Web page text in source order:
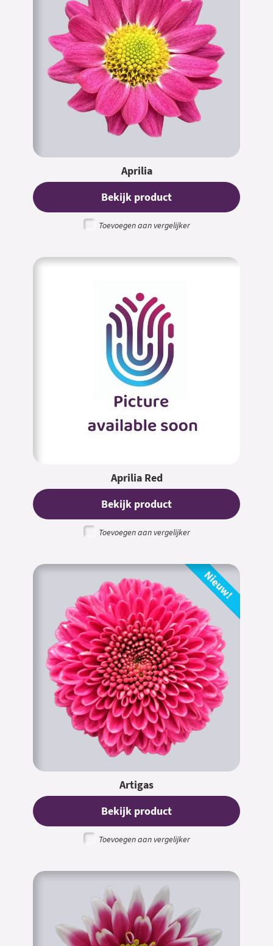
Aprilia
Bekijk product
Toevoegen aan vergelijker
Aprilia Red
Bekijk product
Toevoegen aan vergelijker
Nieuw!
Artigas
Bekijk product
Toevoegen aan vergelijker